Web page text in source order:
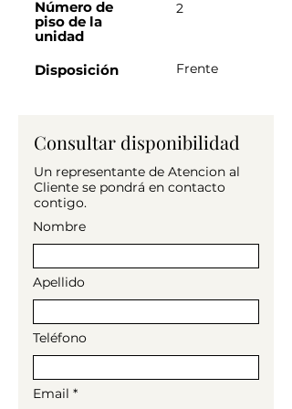
Segundo piso por Escalera.
3 ambientes GRANDES con Lavadero
Sin muebles
1 baño completo
1 estufa a gas
Condiciones, mes de adelanto, me de
deposito y comisión en base al
tiempo de contrato.
No te lo podes perder!
propiedades
Número de
piso de la
unidad
2
Disposición Frente
Consultar disponibilidad
Un representante de Atencion al
Cliente se pondrá en contacto
contigo.
Nombre
Apellido
Teléfono
Email